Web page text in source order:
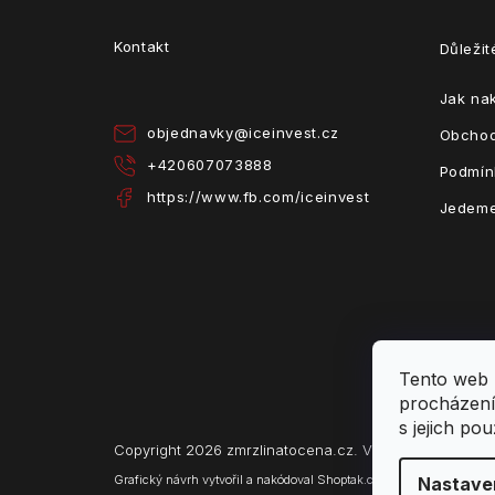
Tento
s jejich
Kontakt
objednavky@iceinvest.cz
+420607073888
https://www.fb.com/iceinvest
Jak
Copyright 2026 zmrzlinatocena.cz . Všechna práva
Grafický návrh vytvořil a nakódoval Shoptak.cz